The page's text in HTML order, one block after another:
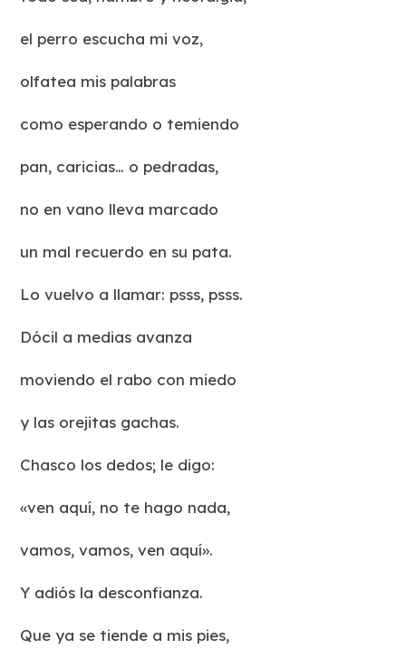
el perro escucha mi voz,
olfatea mis palabras
como esperando o temiendo
pan, caricias… o pedradas,
no en vano lleva marcado
un mal recuerdo en su pata.
Lo vuelvo a llamar: psss, psss.
Dócil a medias avanza
moviendo el rabo con miedo
y las orejitas gachas.
Chasco los dedos; le digo:
«ven aquí, no te hago nada,
vamos, vamos, ven aquí».
Y adiós la desconfianza.
Que ya se tiende a mis pies,